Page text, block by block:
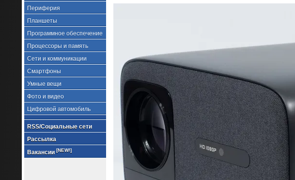
Периферия
Планшеты
Программное обеспечение
Процессоры и память
Сети и коммуникации
Смартфоны
Умные вещи
Фото и видео
Цифровой автомобиль
RSS/Социальные сети
Рассылка
Вакансии [NEW!]